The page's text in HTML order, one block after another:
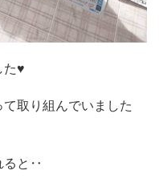
た♥️
取り組んでいました
ると‥